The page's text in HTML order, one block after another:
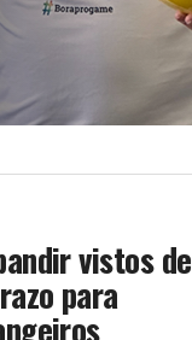
vistos de
para